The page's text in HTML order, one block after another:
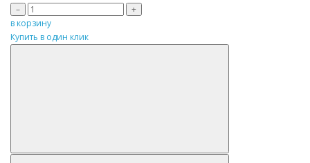
–
+
в корзину
Купить в один клик